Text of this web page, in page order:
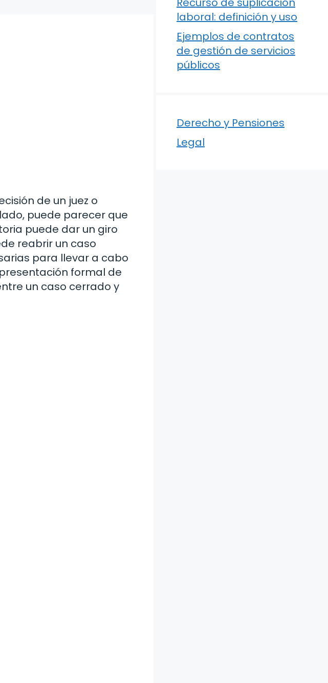
de un juez o
puede parecer que
puede dar un giro
reabrir un caso
para llevar a cabo
formal de
un caso cerrado y
laboral: definición y uso
Ejemplos de contratos
de gestión de servicios
públicos
Derecho y Pensiones
Legal